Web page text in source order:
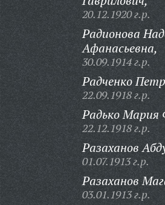
20.12.1920 г.р.
Радионова
Афанасьевна,
30.09.1914 г.р.
Радченко
22.09.1918 г.р.
Радько Мария
22.12.1918 г.р.
Разаханов
01.07.1913 г.р.
Разаханов
03.01.1913 г.р.